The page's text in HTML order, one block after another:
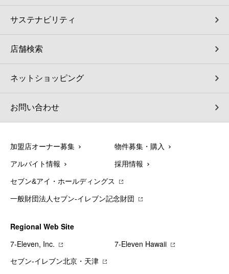
サステナビリティ
店舗検索
ネットショッピング
お問い合わせ
加盟店オーナー募集 物件募集・購入
アルバイト情報 採用情報
セブン&アイ・ホールディングス
一般財団法人セブン-イレブン記念財団
Regional Web Site
7‐Eleven, Inc.
7‐Eleven Hawaii
セブン‐イレブン北京・天津